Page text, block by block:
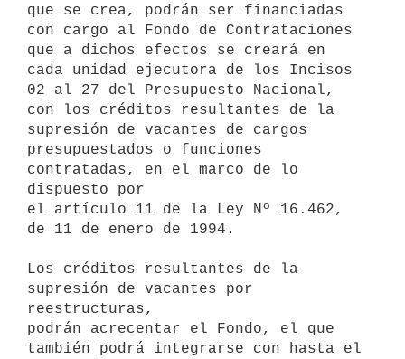
que se crea, podrán ser financiadas
con cargo al Fondo de Contrataciones
que a dichos efectos se creará en
cada unidad ejecutora de los Incisos
02 al 27 del Presupuesto Nacional,
con los créditos resultantes de la
supresión de vacantes de cargos
presupuestados o funciones
contratadas, en el marco de lo
dispuesto por
el artículo 11 de la Ley Nº 16.462,
de 11 de enero de 1994.
Los créditos resultantes de la
supresión de vacantes por
reestructuras,
podrán acrecentar el Fondo, el que
también podrá integrarse con hasta el